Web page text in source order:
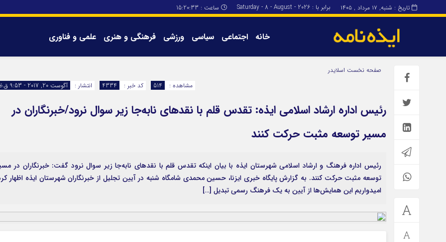
تاریخ : شنبه, ۱۷ مرداد , ۱۴۰۵ برابر با : Saturday - 8 - August - 2026 ساعت : 15:20:34
خانه اجتماعی سیاسی ورزشی فرهنگی و هنری علمی و فناوری
برگه نمونهصفحه نخست اسلایدر
انتشار :
آگوست 20, 2017 - 9:53 ق.ظ کد خبر : 4334 مشاهده : 514
رئیس اداره ارشاد اسلامی ایذه: تقدس قلم با نقدهای نابه‌جا زیر سوال نرود/خبرنگاران در
مسیر توسعه مثبت حرکت کنند
رئیس اداره فرهنگ و ارشاد اسلامی شهرستان ایذه با بیان اینکه تقدس قلم با نقدهای نابه‌جا زیر سوال نرود گفت: خبرنگاران در
توسعه مثبت حرکت کنند. به گزارش پایگاه خبری ایزنا، حسین محمدی شامگاه شنبه در آیین تجلیل از خبرنگاران شهرستان ایذه اظهار
امیدواریم این همایش‌ها از آیین به یک فرهنگ رسمی تبدیل […]